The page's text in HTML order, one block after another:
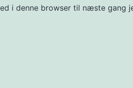
i denne browser til næste gang